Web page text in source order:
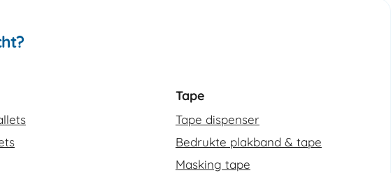
Tape
Tape dispenser
Bedrukte plakband & tape
Masking tape